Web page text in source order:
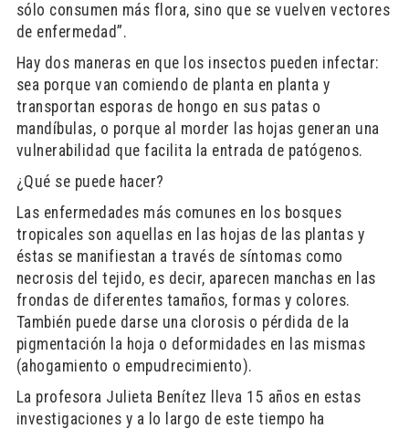
sólo consumen más flora, sino que se vuelven vectores
de enfermedad”.
Hay dos maneras en que los insectos pueden infectar:
sea porque van comiendo de planta en planta y
transportan esporas de hongo en sus patas o
mandíbulas, o porque al morder las hojas generan una
vulnerabilidad que facilita la entrada de patógenos.
¿Qué se puede hacer?
Las enfermedades más comunes en los bosques
tropicales son aquellas en las hojas de las plantas y
éstas se manifiestan a través de síntomas como
necrosis del tejido, es decir, aparecen manchas en las
frondas de diferentes tamaños, formas y colores.
También puede darse una clorosis o pérdida de la
pigmentación la hoja o deformidades en las mismas
(ahogamiento o empudrecimiento).
La profesora Julieta Benítez lleva 15 años en estas
investigaciones y a lo largo de este tiempo ha